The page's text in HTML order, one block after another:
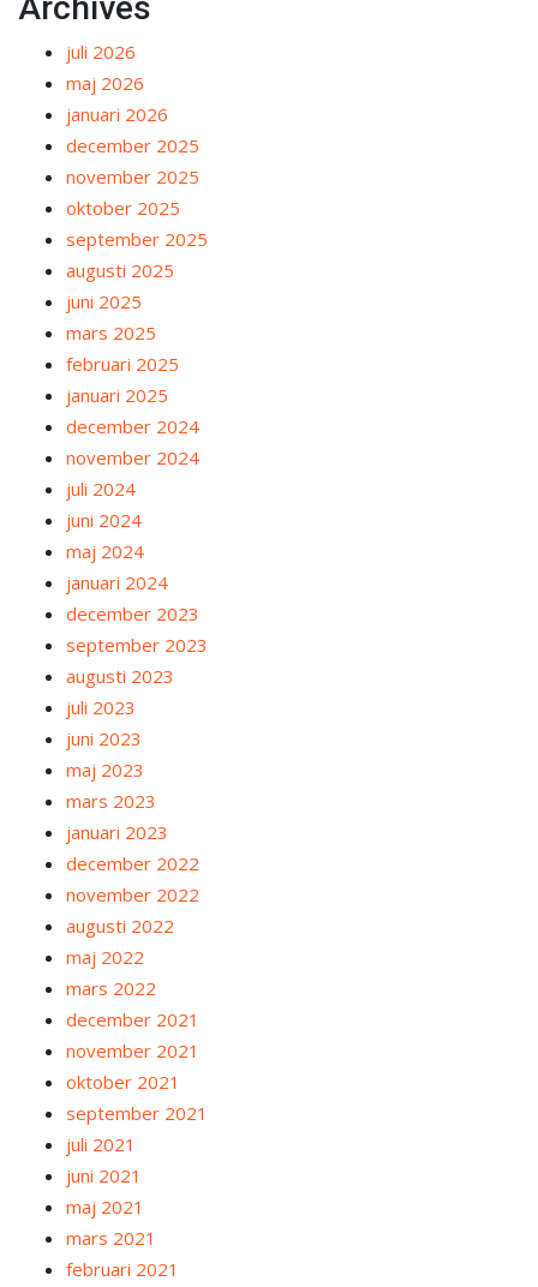
Archives
juli 2026
maj 2026
januari 2026
december 2025
november 2025
oktober 2025
september 2025
augusti 2025
juni 2025
mars 2025
februari 2025
januari 2025
december 2024
november 2024
juli 2024
juni 2024
maj 2024
januari 2024
december 2023
september 2023
augusti 2023
juli 2023
juni 2023
maj 2023
mars 2023
januari 2023
december 2022
november 2022
augusti 2022
maj 2022
mars 2022
december 2021
november 2021
oktober 2021
september 2021
juli 2021
juni 2021
maj 2021
mars 2021
februari 2021